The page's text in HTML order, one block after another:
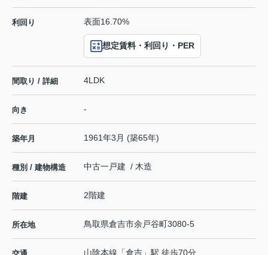
利回り 表面16.70%
想定賃料・利回り・PER
間取り / 詳細 4LDK
向き -
築年月 1961年3月 (築65年)
種別 / 建物構造 中古一戸建 / 木造
階建 2階建
所在地 鳥取県倉吉市余戸谷町3080-5
山陰本線 「倉吉 」駅 徒歩70分